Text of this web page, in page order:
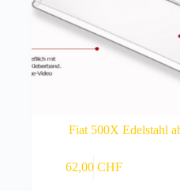
Fiat 500X Edelstahl
62,00 CHF